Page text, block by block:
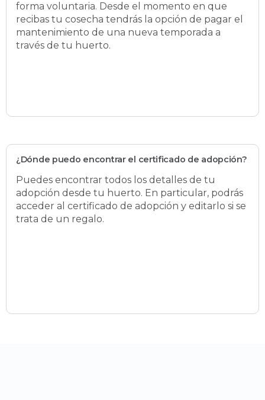
forma voluntaria. Desde el momento en que
recibas tu cosecha tendrás la opción de pagar el
mantenimiento de una nueva temporada a
través de tu huerto.
¿Dónde puedo encontrar el certificado de adopción?
Puedes encontrar todos los detalles de tu
adopción desde tu huerto. En particular, podrás
acceder al certificado de adopción y editarlo si se
trata de un regalo.